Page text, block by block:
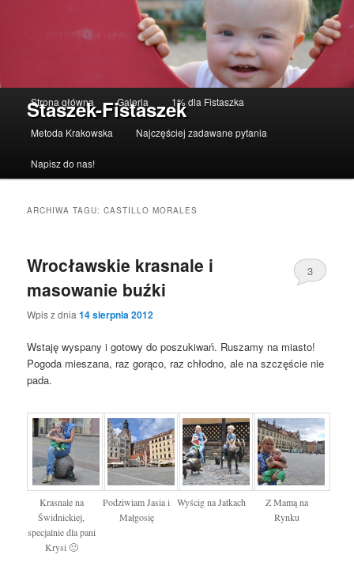
Staszek-Fistaszek
Przeskocz do tekstu
Przeskocz do widgetów
Strona główna Galeria 1% dla Fistaszka
Metoda Krakowska Najczęściej zadawane pytania
Napisz do nas!
ARCHIWA TAGU:CASTILLO MORALES
Wrocławskie krasnale i
masowanie buźki
Wpis z dnia14 sierpnia 2012
3
Wstaję wyspany i gotowy do poszukiwań. Ruszamy na miasto!
Pogoda mieszana, raz gorąco, raz chłodno, ale na szczęście nie
pada.
Krasnale na
Świdnickiej,
specjalnie dla pani
Krysi 🙂
Podziwiam Jasia i
Małgosię
Wyścig na Jatkach
Z Mamą na
Rynku